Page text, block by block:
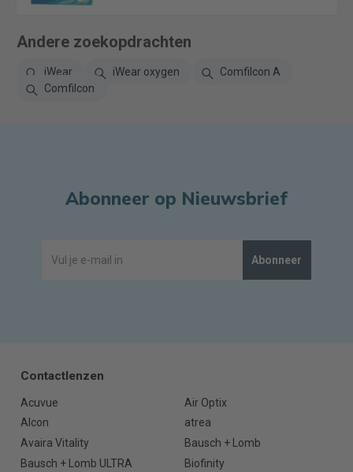
Andere zoekopdrachten
iWear iWear oxygen
Comfilcon A
Comfilcon
Abonneer op Nieuwsbrief
Abonneer
Contactlenzen
Acuvue
Air Optix
Alcon
atrea
Avaira Vitality
Bausch + Lomb
Bausch + Lomb ULTRA
Biofinity